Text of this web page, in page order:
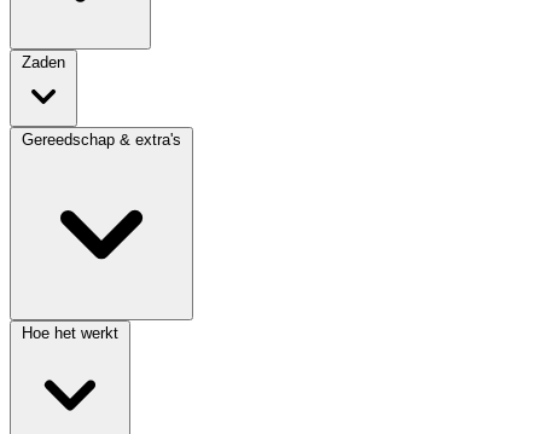
Zaden
Gereedschap & extra's
Hoe het werkt